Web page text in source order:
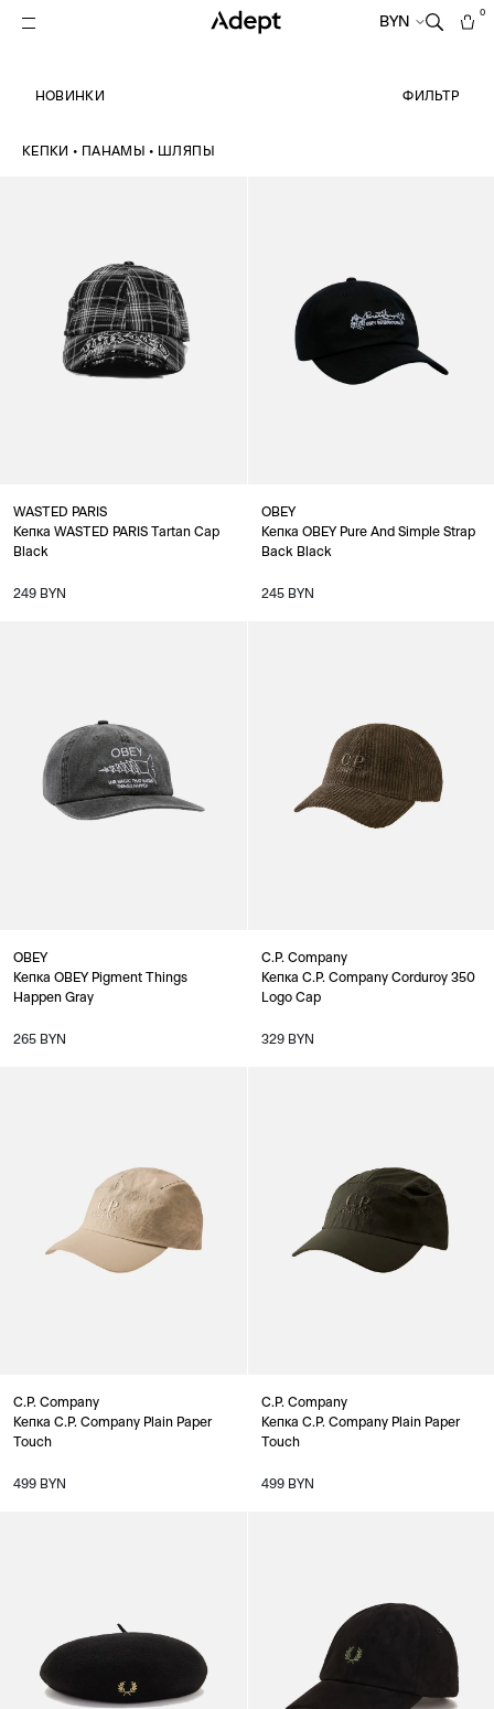
BYN
0
НОВИНКИ ФИЛЬТР
КЕПКИ • ПАНАМЫ • ШЛЯПЫ
WASTED PARIS
Кепка WASTED PARIS Tartan Cap
Black
249 BYN
OBEY
Кепка OBEY Pure And Simple Strap
Back Black
245 BYN
OBEY
Кепка OBEY Pigment Things
Happen Gray
265 BYN
C.P. Company
Кепка C.P. Company Corduroy 350
Logo Cap
329 BYN
C.P. Company
Кепка C.P. Company Plain Paper
Touch
499 BYN
C.P. Company
Кепка C.P. Company Plain Paper
Touch
499 BYN